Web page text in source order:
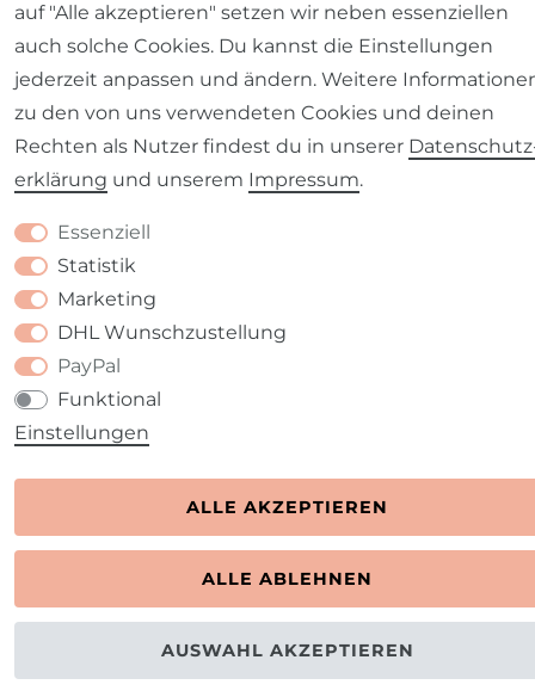
auf "Alle akzeptieren" setzen wir neben essenziellen
auch solche Cookies. Du kannst die Einstellungen
jederzeit anpassen und ändern. Weitere
zu den von uns verwendeten Cookies und deinen
Rechten als Nutzer findest du in unserer
erklärung und unserem Impressum.
Essenziell
Statistik
Marketing
DHL Wunschzustellung
PayPal
Funktional
Einstellungen
ALLE AKZEPTIEREN
ALLE ABLEHNEN
AUSWAHL AKZEPTIEREN